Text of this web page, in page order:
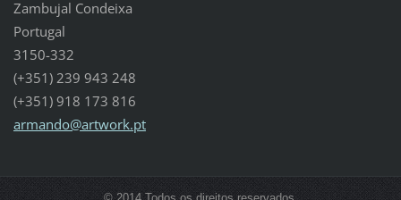
Zambujal Condeixa
Portugal
3150-332
(+351) 239 943 248
(+351) 918 173 816
armando@artwork.pt